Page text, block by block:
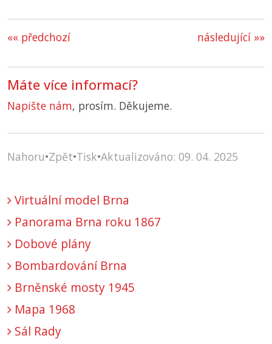
«« předchozí následující »»
Máte více informací?
Napište nám, prosím. Děkujeme.
Nahoru•Zpět•Tisk•Aktualizováno: 09. 04. 2025
Virtuální model Brna
Panorama Brna roku 1867
Dobové plány
Bombardování Brna
Brněnské mosty 1945
Mapa 1968
Sál Rady